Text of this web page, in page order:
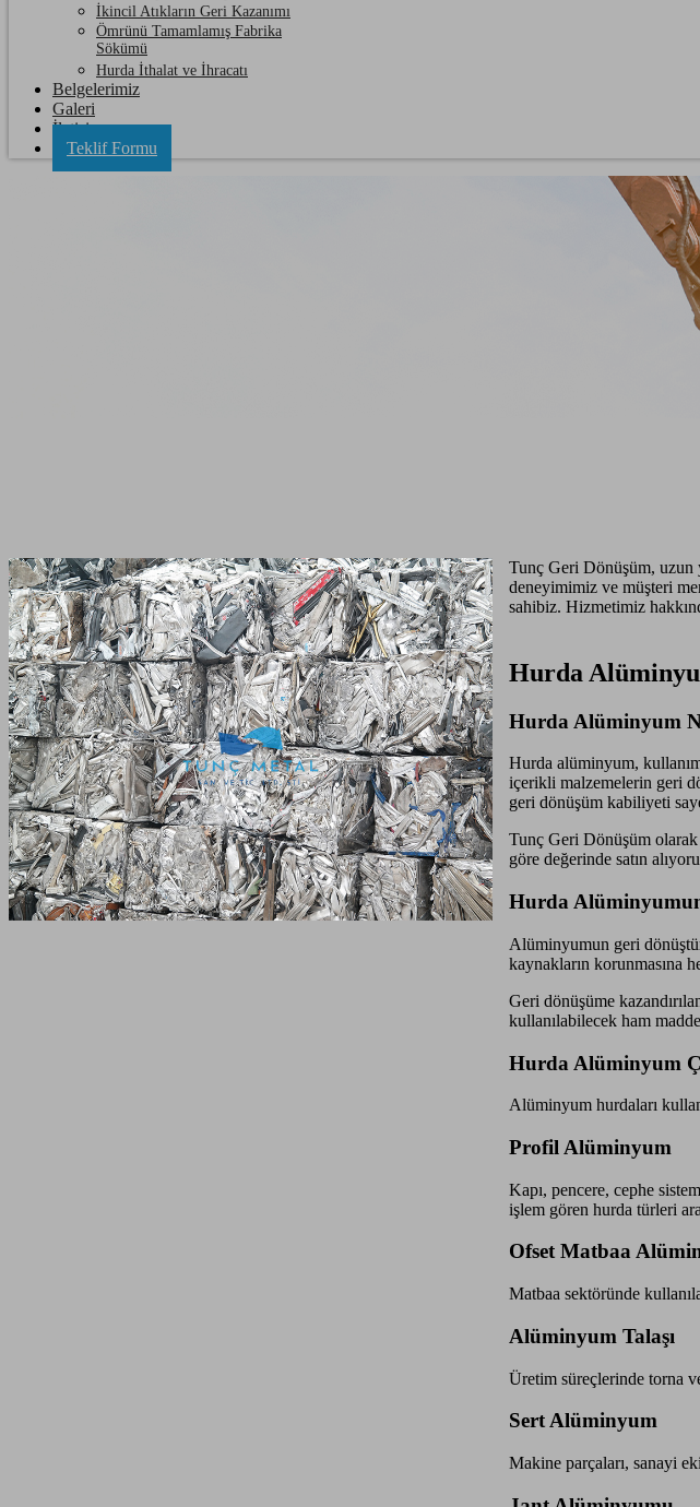
İkincil Atıkların Geri Kazanımı
Ömrünü Tamamlamış Fabrika
Sökümü
Hurda İthalat ve İhracatı
Belgelerimiz
Galeri
İletişim
Teklif Formu
Tunç Geri Dönüşüm, uzun
deneyimimiz ve müşteri
sahibiz. Hizmetimiz
Hurda
Hurda Alüminyum
Hurda alüminyum,
içerikli malzemelerin geri
geri dönüşüm kabiliyeti
Tunç Geri Dönüşüm olarak
göre değerinde satın
Hurda
Alüminyumun geri
kaynakların korunmasına
Geri dönüşüme
kullanılabilecek ham
Hurda Alüminyum
Alüminyum hurdaları
Profil Alüminyum
Kapı, pencere, cephe
işlem gören hurda türleri
Ofset Matbaa
Matbaa sektöründe
Alüminyum Talaşı
Üretim süreçlerinde torna
Sert Alüminyum
Makine parçaları, sanayi